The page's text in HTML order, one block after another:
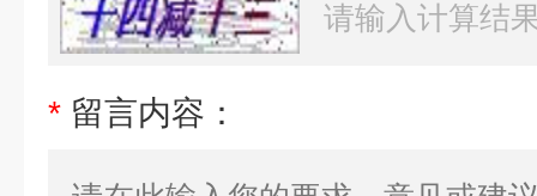
* 留言内容：